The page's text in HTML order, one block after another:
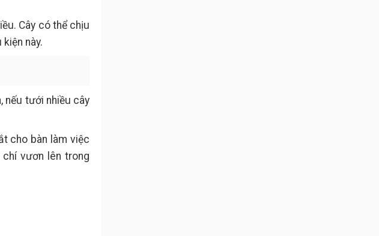
Cây có thể chịu
này.
nếu tưới nhiều cây
cho bàn làm việc
vươn lên trong